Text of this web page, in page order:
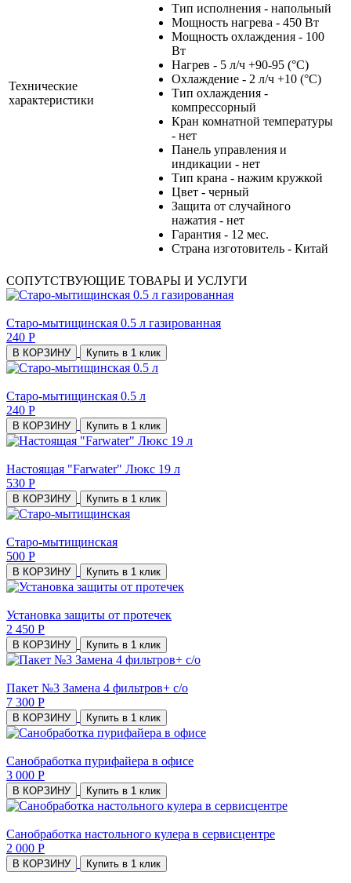
Технические
характеристики
Тип исполнения - напольный
Мощность нагрева - 450 Вт
Мощность охлаждения - 100
Вт
Нагрев - 5 л/ч +90-95 (°С)
Охлаждение - 2 л/ч +10 (°С)
Тип охлаждения -
компрессорный
Кран комнатной температуры
- нет
Панель управления и
индикации - нет
Тип крана - нажим кружкой
Цвет - черный
Защита от случайного
нажатия - нет
Гарантия - 12 мес.
Страна изготовитель - Китай
СОПУТСТВУЮЩИЕ ТОВАРЫ И УСЛУГИ
Старо-мытищинская 0.5 л газированная
240 Р
В КОРЗИНУ Купить в 1 клик
Старо-мытищинская 0.5 л
240 Р
В КОРЗИНУ Купить в 1 клик
Настоящая "Farwater" Люкс 19 л
530 Р
В КОРЗИНУ Купить в 1 клик
Старо-мытищинская
500 Р
В КОРЗИНУ Купить в 1 клик
Установка защиты от протечек
2 450 Р
В КОРЗИНУ Купить в 1 клик
Пакет №3 Замена 4 фильтров+ с/о
7 300 Р
В КОРЗИНУ Купить в 1 клик
Санобработка пурифайера в офисе
3 000 Р
В КОРЗИНУ Купить в 1 клик
Санобработка настольного кулера в сервисцентре
2 000 Р
В КОРЗИНУ Купить в 1 клик